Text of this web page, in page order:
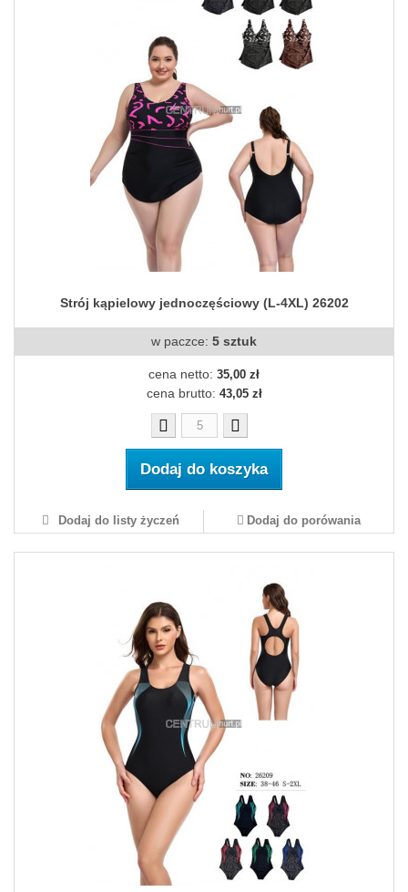
Strój kąpielowy jednoczęściowy (L-4XL) 26202
w paczce: 5 sztuk
cena netto: 35,00 zł
cena brutto: 43,05 zł
Dodaj do koszyka
Dodaj do listy życzeń Dodaj do porówania